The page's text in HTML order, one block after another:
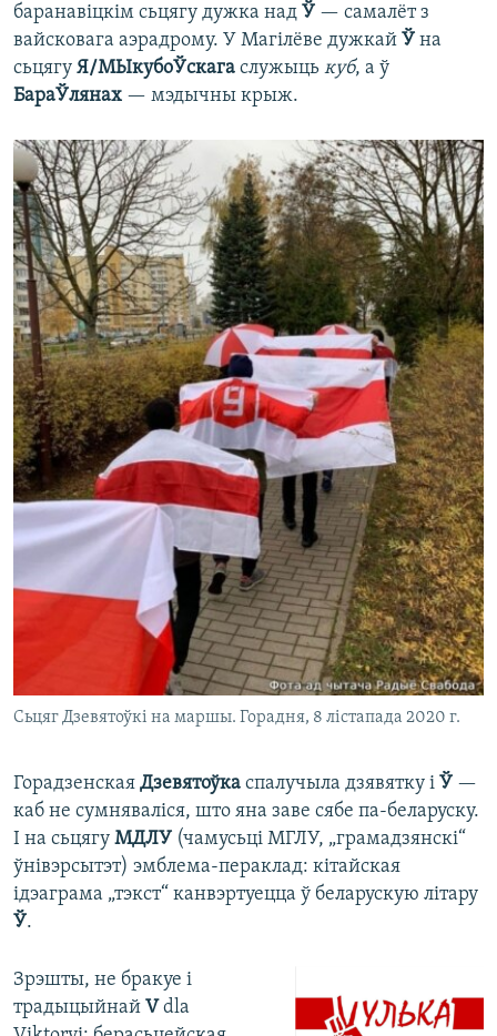
баранавіцкім сьцягу дужка над Ў — самалёт з
вайсковага аэрадрому. У Магілёве дужкай Ў на
сьцягу Я/МЫкубоЎскага служыць куб, а ў
БараЎлянах — мэдычны крыж.
Сьцяг Дзевятоўкі на маршы. Горадня, 8 лістапада 2020 г.
Горадзенская Дзевятоўка спалучыла дзявятку і Ў —
каб не сумняваліся, што яна заве сябе па-беларуску.
І на сьцягу МДЛУ (чамусьці МГЛУ, „грамадзянскі“
ўнівэрсытэт) эмблема-пераклад: кітайская
ідэаграма „тэкст“ канвэртуецца ў беларускую літару
Ў.
Зрэшты, не бракуе і
традыцыйнай Vdla